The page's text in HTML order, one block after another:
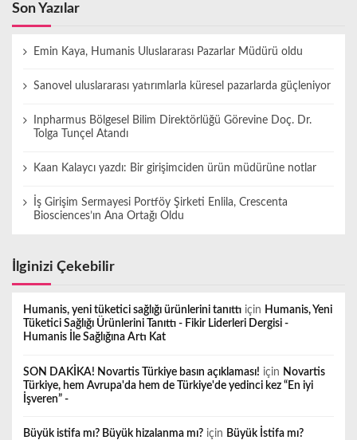
Son Yazılar
Emin Kaya, Humanis Uluslararası Pazarlar Müdürü oldu
Sanovel uluslararası yatırımlarla küresel pazarlarda güçleniyor
Inpharmus Bölgesel Bilim Direktörlüğü Görevine Doç. Dr.
Tolga Tunçel Atandı
Kaan Kalaycı yazdı: Bir girişimciden ürün müdürüne notlar
İş Girişim Sermayesi Portföy Şirketi Enlila, Crescenta
Biosciences’ın Ana Ortağı Oldu
İlginizi Çekebilir
Humanis, yeni tüketici sağlığı ürünlerini tanıttı için Humanis, Yeni
Tüketici Sağlığı Ürünlerini Tanıttı - Fikir Liderleri Dergisi -
Humanis İle Sağlığına Artı Kat
SON DAKİKA! Novartis Türkiye basın açıklaması! için Novartis
Türkiye, hem Avrupa'da hem de Türkiye'de yedinci kez “En iyi
İşveren” -
Büyük istifa mı? Büyük hizalanma mı? için Büyük İstifa mı?